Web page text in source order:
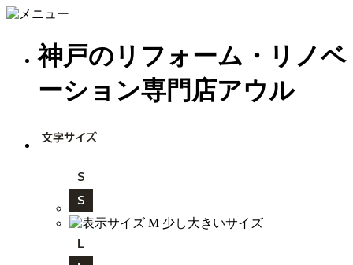
神戸のリフォーム・リノベ
ーション専門店アウル